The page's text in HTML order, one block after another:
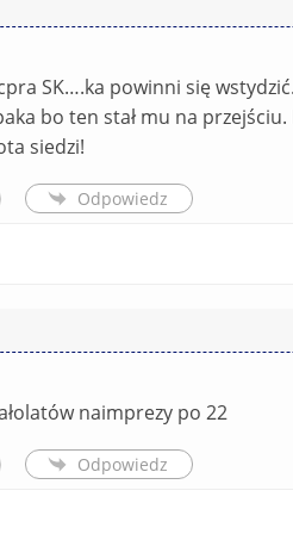
s
ę
*
o
b
w
)
SK….ka powinni się
bo ten stał mu na
siedzi!
Odpowiedz
naimprezy po 22
Odpowiedz